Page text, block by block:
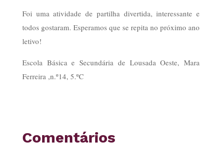
Foi uma atividade de partilha divertida, interessante e
todos gostaram. Esperamos que se repita no próximo ano
letivo!
Escola Básica e Secundária de Lousada Oeste, Mara
Ferreira ,n.º14, 5.ºC
Comentários